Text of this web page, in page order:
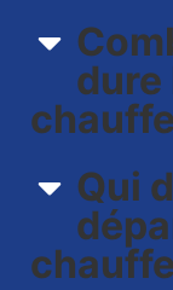
dure
Qui